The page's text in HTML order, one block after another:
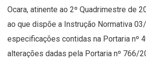
Ocara, atinente ao 2º Quadrimestre de
ao que dispõe a Instrução Normativa
especificações contidas na Portaria nº
alterações dadas pela Portaria nº 766/